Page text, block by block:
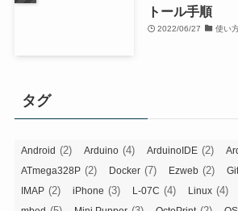
トール手順
2022/06/27 使い
タグ
Android (2) Arduino (4) ArduinoIDE (2)
ATmega328P (2) Docker (7) Ezweb (2) Git
IMAP (2) iPhone (3) L-07C (4) Linux (4)